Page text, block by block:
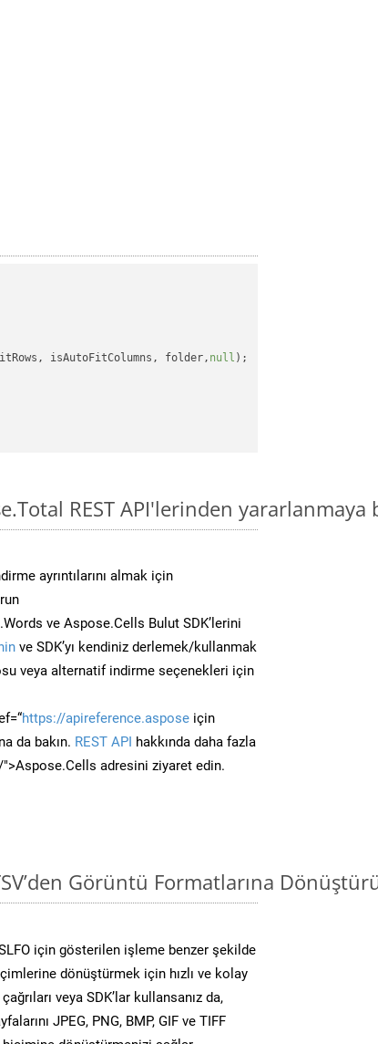
isAutoFitColumns, folder, null );
REST API'lerinden yararlanmaya
ayrıntılarını almak için
ve Aspose.Cells Bulut SDK’lerini
ve SDK’yı kendiniz derlemek/kullanmak
veya alternatif indirme seçenekleri için
https://apireference.aspose için
da bakın. REST API hakkında daha fazla
adresini ziyaret edin.
Görüntü Formatlarına
için gösterilen işleme benzer şekilde
dönüştürmek için hızlı ve kolay
veya SDK’lar kullansanız da,
JPEG, PNG, BMP, GIF ve TIFF